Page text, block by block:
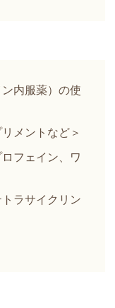
内服薬）の使
メントなど＞
フェイン、ワ
ラサイクリン